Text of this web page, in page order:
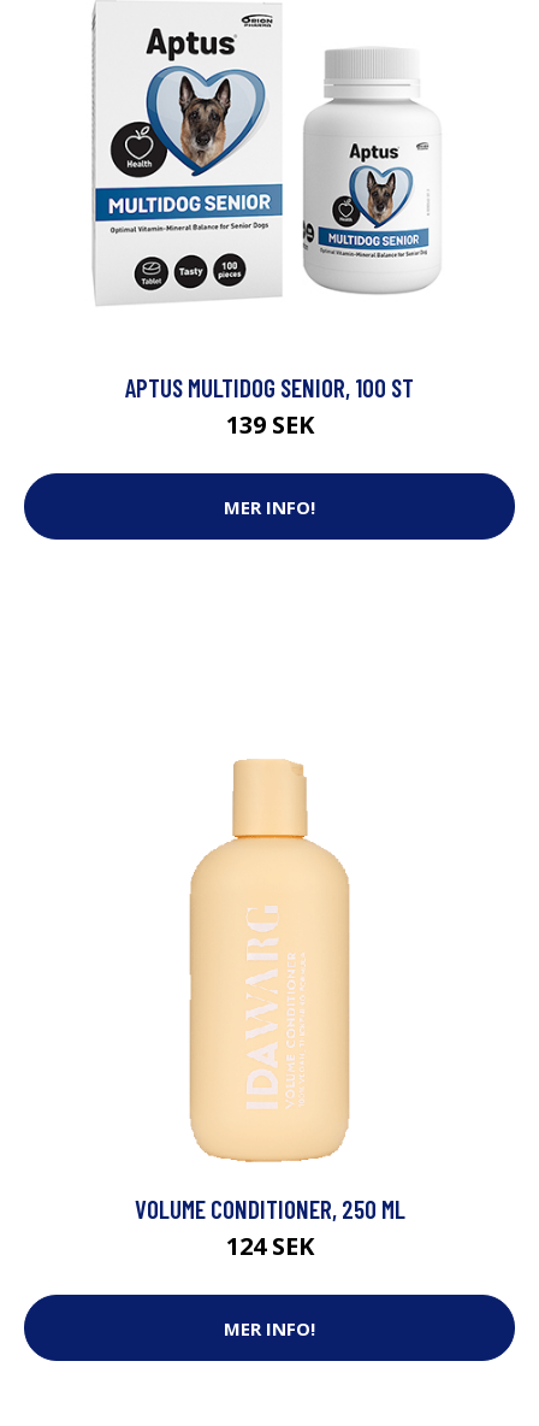
APTUS MULTIDOG SENIOR, 100 ST
139 SEK
MER INFO!
VOLUME CONDITIONER, 250 ML
124 SEK
MER INFO!